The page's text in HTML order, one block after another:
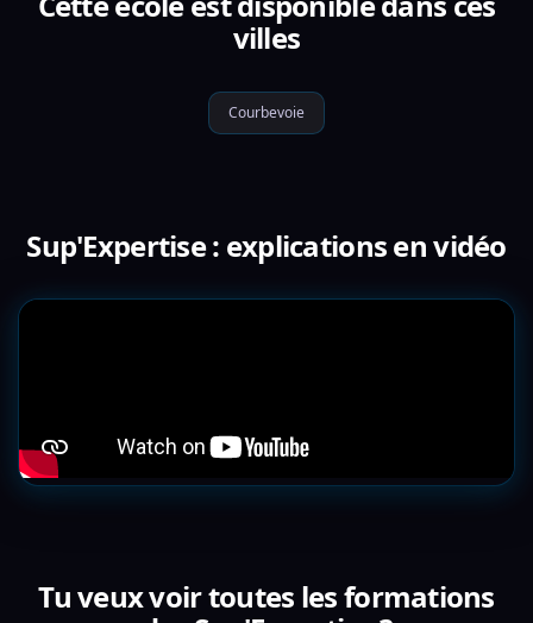
villes
Courbevoie
Sup'Expertise : explications en vidéo
Tu veux voir toutes les formations